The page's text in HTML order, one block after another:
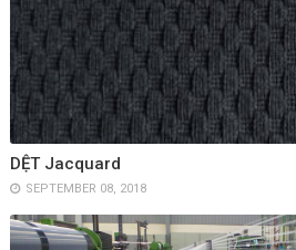
DỆT Jacquard
SEPTEMBER 08, 2018